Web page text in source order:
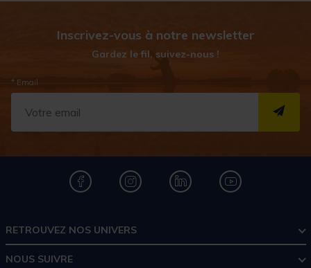
Inscrivez-vous à notre newsletter
Gardez le fil, suivez-nous !
* Email
RETROUVEZ NOS UNIVERS
NOUS SUIVRE